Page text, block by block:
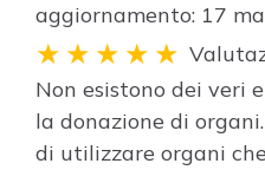
aggiornamento: 17
Non esistono dei veri
la donazione di
di utilizzare organi